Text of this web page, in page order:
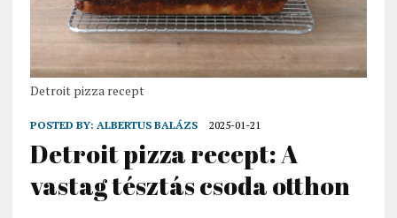
Detroit pizza recept
POSTED BY: ALBERTUS BALÁZS 2025-01-21
Detroit pizza recept: A
vastag tésztás csoda otthon